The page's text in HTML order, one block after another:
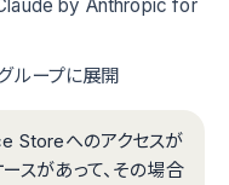
Claude by Anthropic for
ループに展開
Storeへのアクセスが
スがあって、その場合